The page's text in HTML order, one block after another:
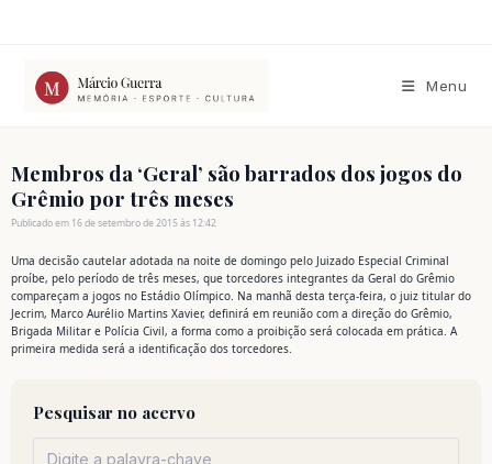
conteúdo
Menu
Membros da ‘Geral’ são barrados dos jogos do
Grêmio por três meses
Publicado em 16 de setembro de 2015 às 12:42
Uma decisão cautelar adotada na noite de domingo pelo Juizado Especial Criminal
proíbe, pelo período de três meses, que torcedores integrantes da Geral do Grêmio
compareçam a jogos no Estádio Olímpico. Na manhã desta terça-feira, o juiz titular do
Jecrim, Marco Aurélio Martins Xavier, definirá em reunião com a direção do Grêmio,
Brigada Militar e Polícia Civil, a forma como a proibição será colocada em prática. A
primeira medida será a identificação dos torcedores.
Pesquisar no acervo